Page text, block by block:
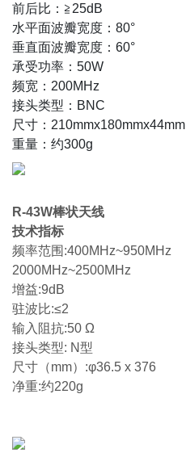
前后比：≧25dB
水平面波瓣宽度：80°
垂直面波瓣宽度：60°
承受功率：50W
频宽：200MHz
接头类型：BNC
尺寸：210mmx180mmx44mm
重量：约300g
R-43W棒状天线
技术指标
频率范围:400MHz~950MHz
2000MHz~2500MHz
增益:9dB
驻波比:≤2
输入阻抗:50 Ω
接头类型: N型
尺寸（mm）:φ36.5 x 376
净重:约220g